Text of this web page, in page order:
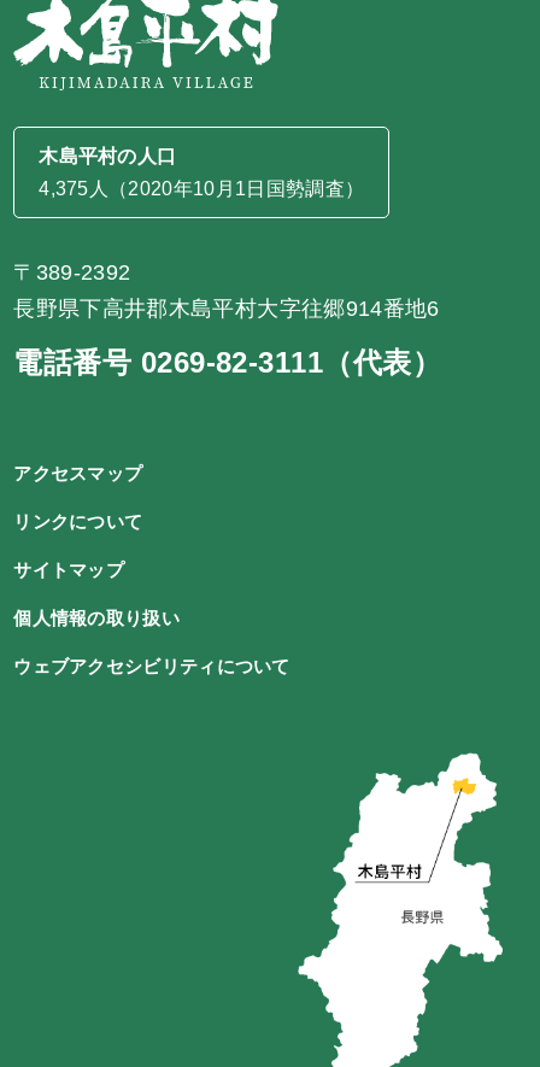
木島平村の人口
4,375人（2020年10月1日国勢調査）
〒389-2392
長野県下高井郡木島平村大字往郷914番地6
電話番号 0269-82-3111（代表）
アクセスマップ
リンクについて
サイトマップ
個人情報の取り扱い
ウェブアクセシビリティについて